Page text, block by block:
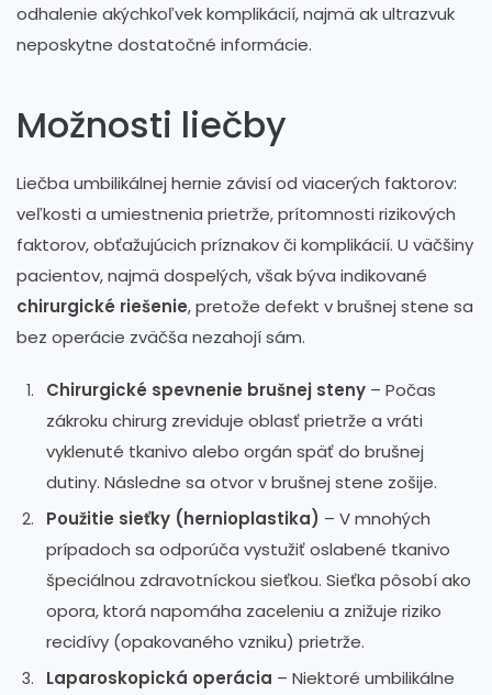
odhalenie akýchkoľvek komplikácií, najmä ak ultrazvuk
neposkytne dostatočné informácie.
Možnosti liečby
Liečba umbilikálnej hernie závisí od viacerých faktorov:
veľkosti a umiestnenia prietrže, prítomnosti rizikových
faktorov, obťažujúcich príznakov či komplikácií. U väčšiny
pacientov, najmä dospelých, však býva indikované
chirurgické riešenie, pretože defekt v brušnej stene sa
bez operácie zväčša nezahojí sám.
Chirurgické spevnenie brušnej steny – Počas
zákroku chirurg zreviduje oblasť prietrže a vráti
vyklenuté tkanivo alebo orgán späť do brušnej
dutiny. Následne sa otvor v brušnej stene zošije.
Použitie sieťky (hernioplastika) – V mnohých
prípadoch sa odporúča vystužiť oslabené tkanivo
špeciálnou zdravotníckou sieťkou. Sieťka pôsobí ako
opora, ktorá napomáha zaceleniu a znižuje riziko
recidívy (opakovaného vzniku) prietrže.
Laparoskopická operácia – Niektoré umbilikálne